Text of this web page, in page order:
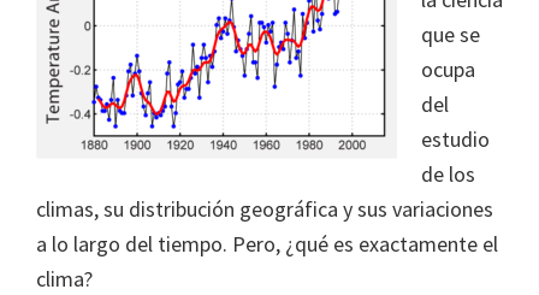
que se
ocupa
del
estudio
de los
climas, su distribución geográfica y sus variaciones
a lo largo del tiempo. Pero, ¿qué es exactamente el
clima?